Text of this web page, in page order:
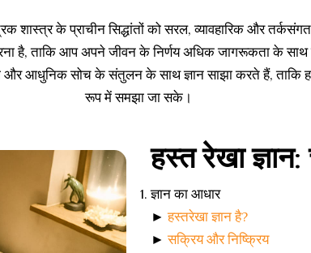
शास्त्र के प्राचीन सिद्धांतों को सरल, व्यावहारिक और
है, ताकि आप अपने जीवन के निर्णय अधिक जागरूकता के साथ
और आधुनिक सोच के संतुलन के साथ ज्ञान साझा करते हैं, ताकि
रूप में समझा जा सके।
हस्त रेखा
ज्ञान का आधार
►हस्तरेखा ज्ञान है?
►सक्रिय और निष्क्रिय